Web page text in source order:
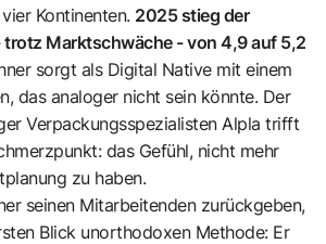
Kontinenten. 2025 stieg der
trotz Marktschwäche - von 4,9 auf 5,2
sorgt als Digital Native mit einem
das analoger nicht sein könnte. Der
Verpackungsspezialisten Alpla trifft
das Gefühl, nicht mehr
zu haben.
seinen Mitarbeitenden zurückgeben,
Blick unorthodoxen Methode: Er